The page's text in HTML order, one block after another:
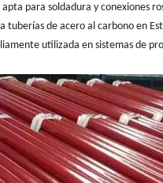
para soldadura y conexiones
tuberías de acero al carbono en
utilizada en sistemas de